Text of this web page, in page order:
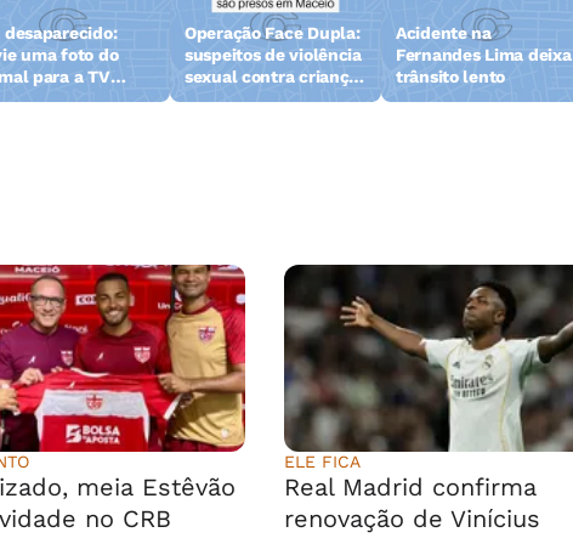
desaparecido:
uma foto do
para a TV
Operação Face Dupla:
suspeitos de violência
sexual contra crianças
e adolescentes são
Acidente na
Fernandes Lima deixa
trânsito lento
meia Estêvão
no CRB
ELE FICA
Real Madrid confirma
renovação de Vinícius